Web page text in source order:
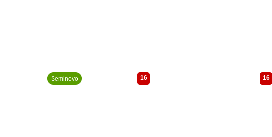
Seminovo 16 16